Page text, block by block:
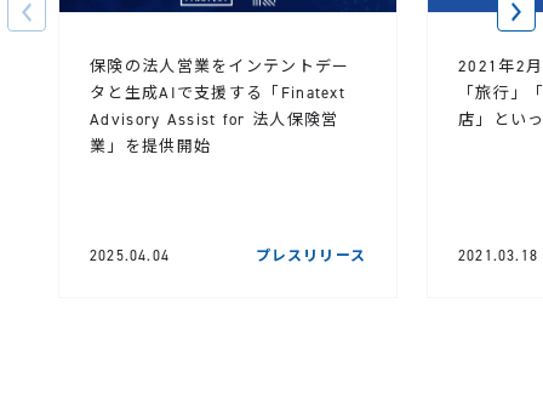
保険の法人営業をインテントデー
タと生成AIで支援する「Finatext
Advisory Assist for 法人保険営
業」を提供開始
2025.04.04 プレスリリース
2021年2
「旅行」
店」とい
2021.03.18